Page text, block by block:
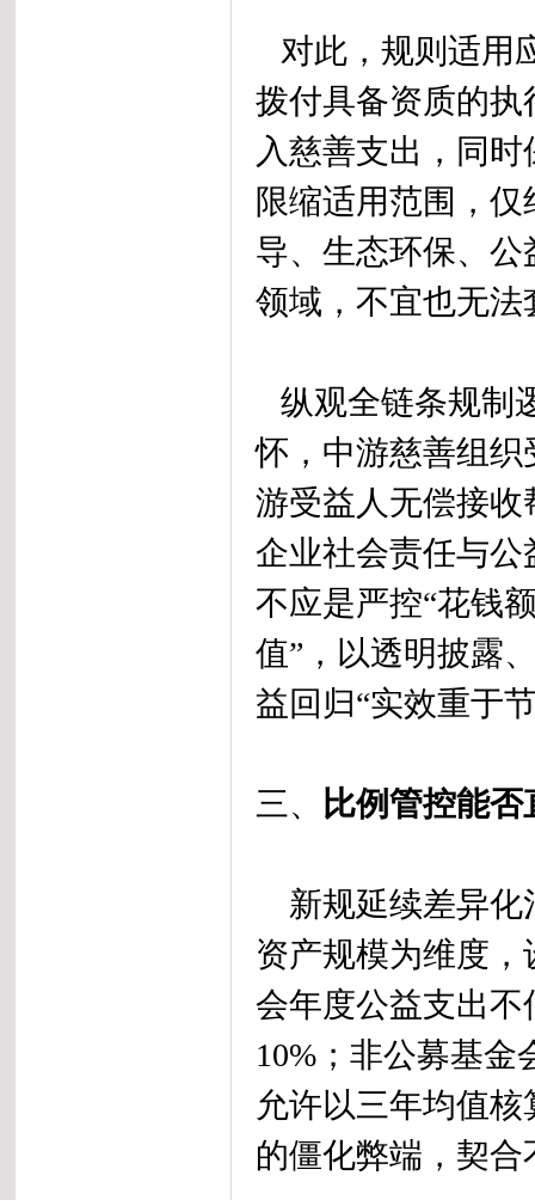
对此，规则适用
拨付具备资质的
入慈善支出，同
限缩适用范围，
导、生态环保、
领域，不宜也无法
纵观全链条规制
怀，中游慈善组
游受益人无偿接
企业社会责任与
不应是严控“花钱
值”，以透明披露
益回归“实效重于
三、 比例管控能
新规延续差异化
资产规模为维度
会年度公益支出不
10%；非公募基
允许以三年均值
的僵化弊端，契